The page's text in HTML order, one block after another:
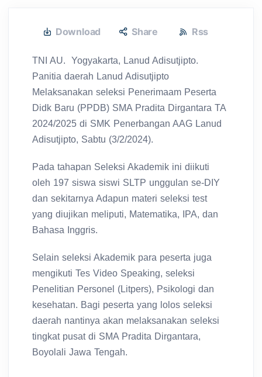
Download Share Rss
TNI AU. Yogyakarta, Lanud Adisutjipto.
Panitia daerah Lanud Adisutjipto
Melaksanakan seleksi Penerimaam Peserta
Didk Baru (PPDB) SMA Pradita Dirgantara TA
2024/2025 di SMK Penerbangan AAG Lanud
Adisutjipto, Sabtu (3/2/2024).
Pada tahapan Seleksi Akademik ini diikuti
oleh 197 siswa siswi SLTP unggulan se-DIY
dan sekitarnya Adapun materi seleksi test
yang diujikan meliputi, Matematika, IPA, dan
Bahasa Inggris.
Selain seleksi Akademik para peserta juga
mengikuti Tes Video Speaking, seleksi
Penelitian Personel (Litpers), Psikologi dan
kesehatan. Bagi peserta yang lolos seleksi
daerah nantinya akan melaksanakan seleksi
tingkat pusat di SMA Pradita Dirgantara,
Boyolali Jawa Tengah.